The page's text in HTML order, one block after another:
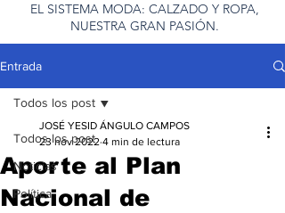
EL SISTEMA MODA: CALZADO Y ROPA,
NUESTRA GRAN PASIÓN.
Entrada
Todos los post
Noticias
Política
Todos los post
Aporte al Plan
Nacional de
JOSÉ YESID ÁNGULO CAMPOS
23 nov 2022 4 min de lectura